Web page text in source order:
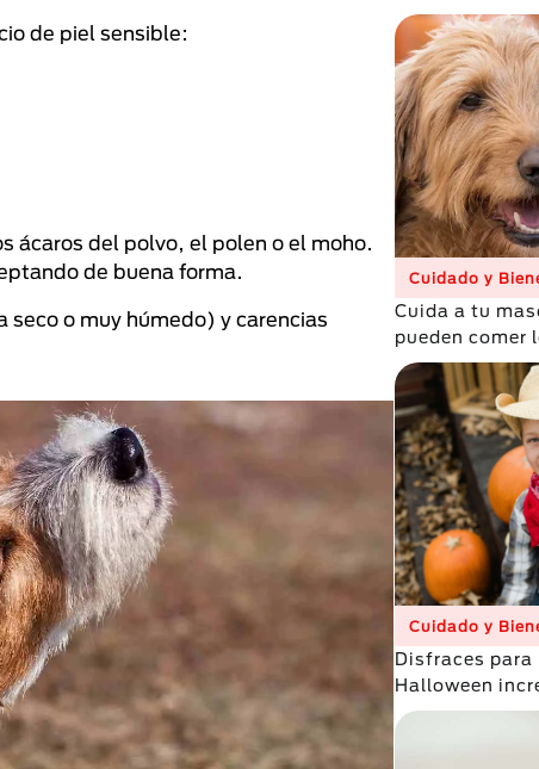
de piel sensible:
ácaros del polvo, el polen o el moho.
de buena forma.
seco o muy húmedo) y carencias
Cuidado y
Cuida a tu
pueden comer
Cuidado y
Disfraces para
Halloween